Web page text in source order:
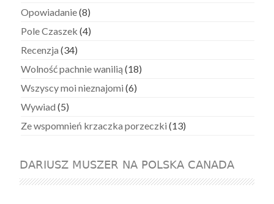
Opowiadanie(8)
Pole Czaszek (4)
Recenzja (34)
Wolność pachnie wanilią (18)
Wszyscy moi nieznajomi (6)
Wywiad (5)
Ze wspomnień krzaczka porzeczki (13)
DARIUSZ MUSZER NA POLSKA CANADA